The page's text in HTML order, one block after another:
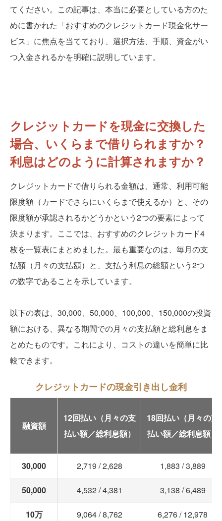
てください。この記事は、本当に必要としている方のた
めに書かれた「おすすめのクレジットカード現金化サー
ビス」に焦点を当てており、選択方法、手順、資金がい
つ入金されるかを明確に説明しています。
クレジットカードを現金に交換した
場合、いくらまで借りられますか？
利息はどのように計算されますか？
クレジットカードで借りられる金額は、通常、利用可能
限度額（カードでさらにいくらまで使えるか）と、その
限度額が承認されるかどうかという2つの要素によって
決まります。ここでは、おすすめのクレジットカード4
枚を一覧表にまとめました。最も重要なのは、毎月の支
払額（月々の支払額）と、支払う利息の総額という2つ
の数字であることを示しています。
以下の表は、30,000、50,000、100,000、150,000の投資
額における、異なる期間での月々の支払額と総利息をま
とめたものです。これにより、コストの違いを簡単に比
較できます。
クレジットカードの現金引き出し金利
融資額
12回払い（月々の支
払い額／総利息額）
18回払い（月々の支
払い額／総利息額）
30,000 2,719 / 2,628 1,883 / 3,889
50,000 4,532 / 4,381 3,138 / 6,489
10万 9,064 / 8,762 6,276 / 12,978